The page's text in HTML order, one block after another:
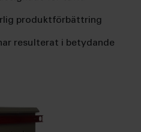
produktförbättring
resulterat i betydande